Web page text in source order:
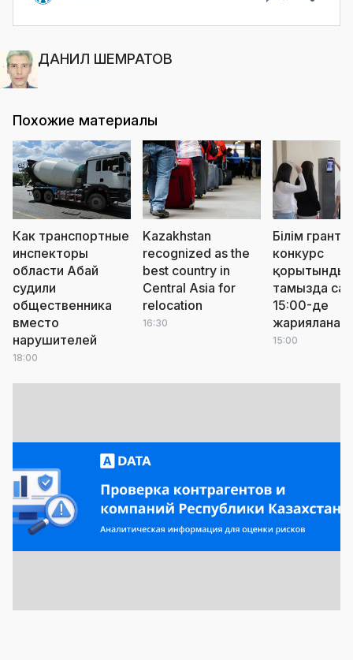
ДАНИЛ ШЕМРАТОВ
Похожие материалы
Как транспортные
инспекторы
области Абай
судили
общественника
вместо
нарушителей
18:00
Kazakhstan
recognized as the
best country in
Central Asia for
relocation
16:30
Білім
конкурс
тамызда
15:00-де
15:00